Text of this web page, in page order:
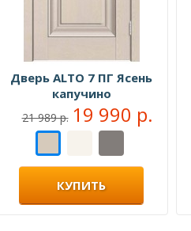
Дверь ALTO 7 ПГ Ясень
капучино
21 989 р. 19 990 р.
КУПИТЬ